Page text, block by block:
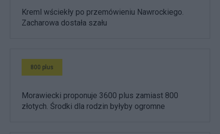
Kreml wściekły po przemówieniu Nawrockiego.
Zacharowa dostała szału
800 plus
Morawiecki proponuje 3600 plus zamiast 800
złotych. Środki dla rodzin byłyby ogromne